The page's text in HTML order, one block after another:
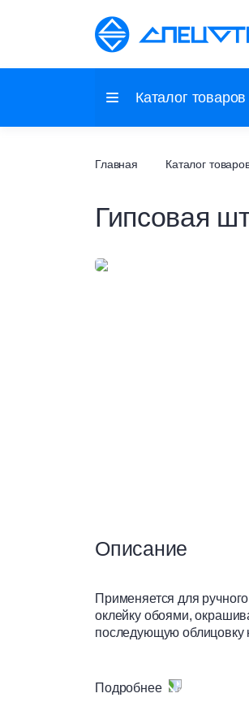
Каталог товаров
Настенные
Главная Каталог
Гипсовая
Описание
Применяется для
оклейку обоями,
последующую облицовку
для ручного и
Подробнее